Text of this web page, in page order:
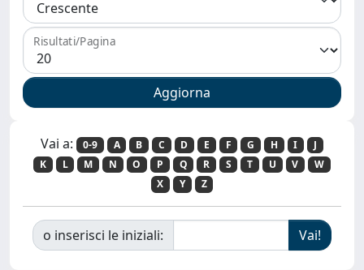
Risultati/Pagina
Vai a: 0-9 A B C D E F G H I
J
K
L M N O P Q R S T U V
W
X
Y Z
o inserisci le iniziali: